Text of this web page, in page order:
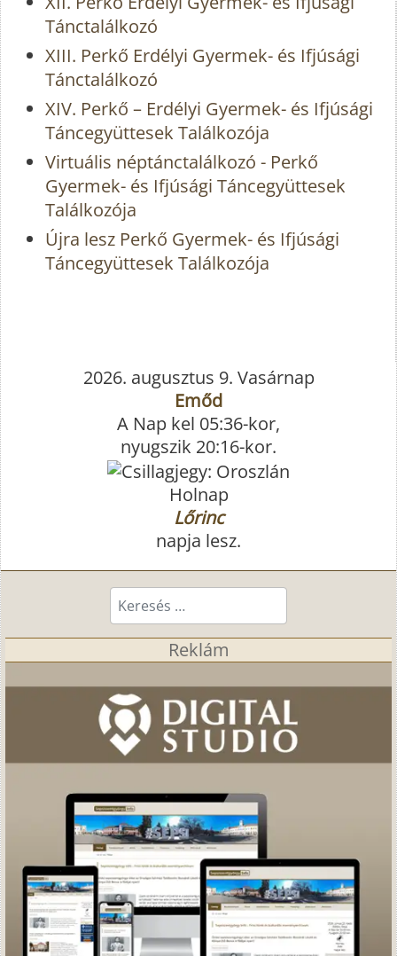
Tánctalálkozó
XIII. Perkő Erdélyi Gyermek- és Ifjúsági
Tánctalálkozó
XIV. Perkő – Erdélyi Gyermek- és Ifjúsági
Táncegyüttesek Találkozója
Virtuális néptánctalálkozó - Perkő
Gyermek- és Ifjúsági Táncegyüttesek
Találkozója
Újra lesz Perkő Gyermek- és Ifjúsági
Táncegyüttesek Találkozója
2026. augusztus 9. Vasárnap
Emőd
A Nap kel 05:36-kor,
nyugszik 20:16-kor.
Holnap
Lőrinc
napja lesz.
Keresés...
Reklám